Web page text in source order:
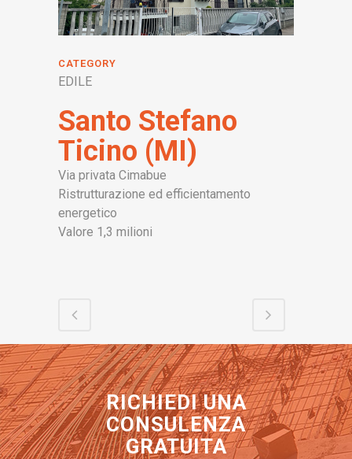
CATEGORY
EDILE
Santo Stefano
Ticino (MI)
Via privata Cimabue
Ristrutturazione ed efficientamento
energetico
Valore 1,3 milioni
RICHIEDI UNA
CONSULENZA
GRATUITA